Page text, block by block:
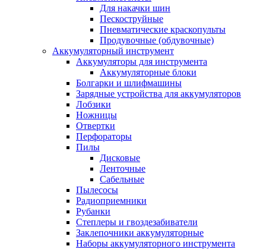
Для накачки шин
Пескоструйные
Пневматические краскопульты
Продувочные (обдувочные)
Аккумуляторный инструмент
Аккумуляторы для инструмента
Аккумуляторные блоки
Болгарки и шлифмашины
Зарядные устройства для аккумуляторов
Лобзики
Ножницы
Отвертки
Перфораторы
Пилы
Дисковые
Ленточные
Сабельные
Пылесосы
Радиоприемники
Рубанки
Степлеры и гвоздезабиватели
Заклепочники аккумуляторные
Наборы аккумуляторного инструмента